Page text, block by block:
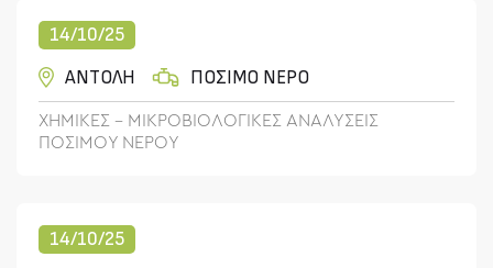
14/10/25
ΑΝΤΟΛΗ
ΠΟΣΙΜΟ ΝΕΡΟ
ΧΗΜΙΚΕΣ - ΜΙΚΡΟΒΙΟΛΟΓΙΚΕΣ ΑΝΑΛΥΣΕΙΣ
ΠΟΣΙΜΟΥ ΝΕΡΟΥ
14/10/25